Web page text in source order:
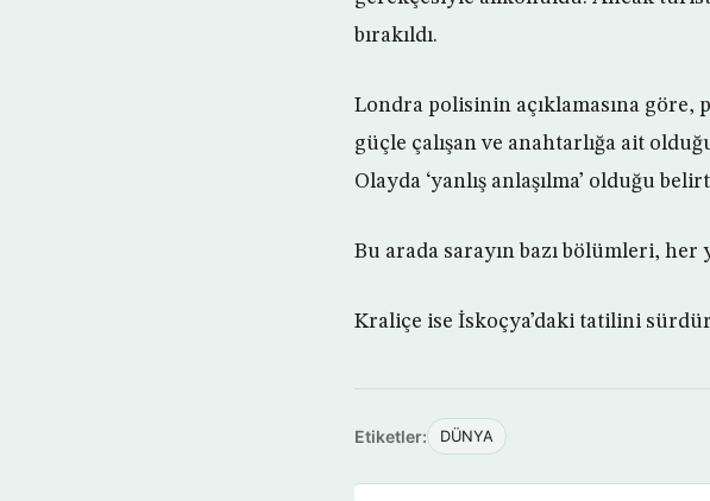
bırakıldı.
Londra polisinin açıklamasına
güçle çalışan ve anahtarlığa ait
Olayda ‘yanlış anlaşılma’ olduğu
Bu arada sarayın bazı bölümleri, her
Kraliçe ise İskoçya’daki tatilini
Etiketler: DÜNYA